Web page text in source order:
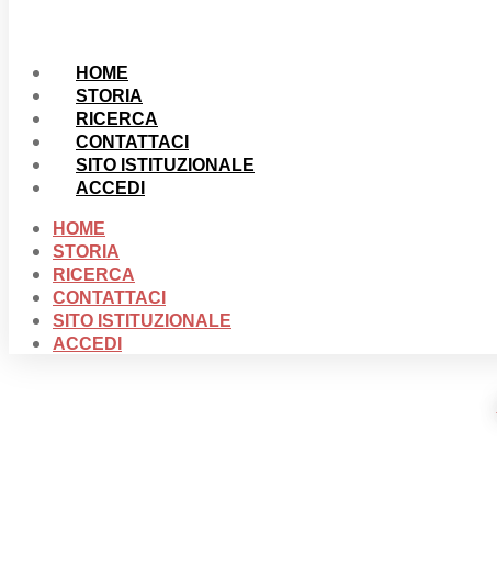
HOME
STORIA
RICERCA
CONTATTACI
SITO ISTITUZIONALE
ACCEDI
HOME
STORIA
RICERCA
CONTATTACI
SITO ISTITUZIONALE
ACCEDI